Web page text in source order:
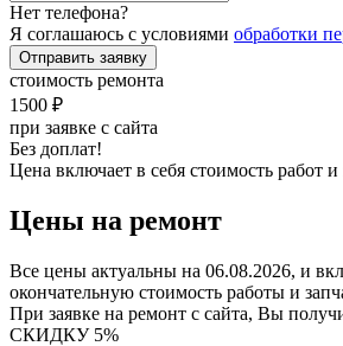
Нет телефона?
Я соглашаюсь с условиями обработки
Отправить заявку
стоимость ремонта
1500 ₽
при заявке с сайта
Без доплат!
Цена включает в себя стоимость работ и
Цены на ремонт
Все цены актуальны на 06.08.2026, и
окончательную стоимость работы и
При заявке на ремонт с сайта, Вы
СКИДКУ 5%